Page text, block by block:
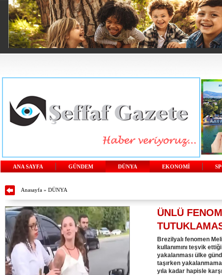
ANA SAYFA GÜNDEM DÜNYA EKONOMİ
Anasayfa » DÜNYA
ÜNLÜ
Brezilyalı fenomen
kullanımını teşvik
yakalanması ülke
taşırken
yıla kadar hapisle